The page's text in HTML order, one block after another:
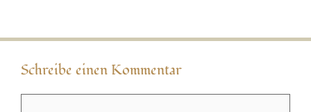
Schreibe einen Kommentar